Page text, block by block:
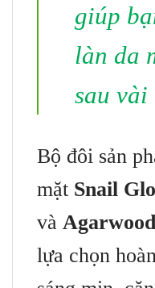
giúp
làn da
sau
Bộ đôi sản
mặt Snail
và
lựa chọn